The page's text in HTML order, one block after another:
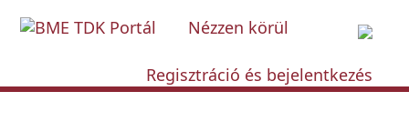
Nézzen körül
Regisztráció és bejelentkezés